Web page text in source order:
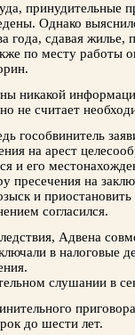
принудительные
Однако
года, сдавая жилье,
по месту работы
никакой
но не считает
гособвинитель
на арест
и его
пресечения на
и
согласился.
Адвена
в налоговые
слушании в
до шести лет.